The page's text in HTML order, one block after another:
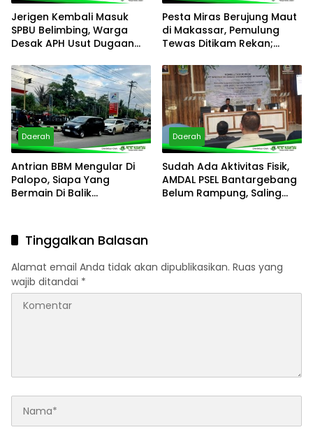
Jerigen Kembali Masuk
SPBU Belimbing, Warga
Desak APH Usut Dugaan
Pesta Miras Berujung Maut
di Makassar, Pemulung
Tewas Ditikam Rekan;
Pelaku
Daerah
Antrian BBM Mengular Di
Palopo, Siapa Yang
Bermain Di Balik
Daerah
Sudah Ada Aktivitas Fisik,
AMDAL PSEL Bantargebang
Belum Rampung, Saling
Tinggalkan Balasan
Alamat email Anda tidak akan dipublikasikan. Ruas yang
wajib ditandai *